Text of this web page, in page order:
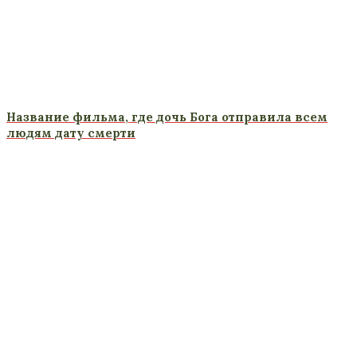
Название фильма, где дочь Бога отправила всем
людям дату смерти